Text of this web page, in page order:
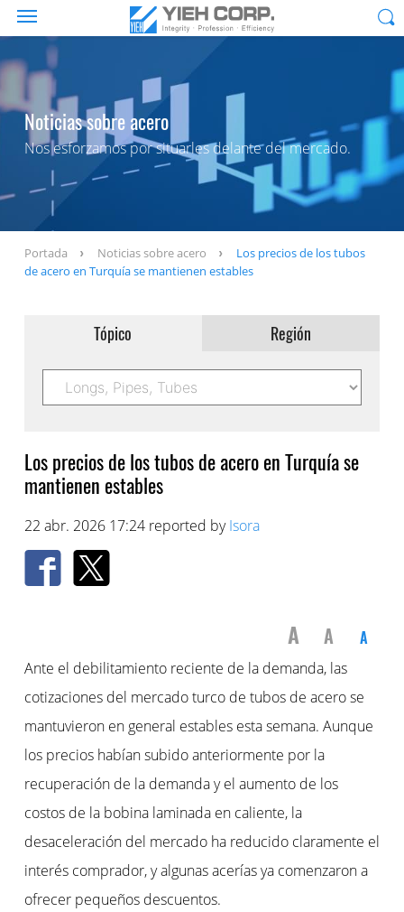
Noticias sobre acero
Nos esforzamos por situarles delante del mercado.
Portada Noticias sobre acero
Los precios de los tubos
de acero en Turquía se mantienen estables
Tópico Región
Los precios de los tubos de acero en Turquía se
mantienen estables
22 abr. 2026 17:24 reported byIsora
A A A
Ante el debilitamiento reciente de la demanda, las
cotizaciones del mercado turco de tubos de acero se
mantuvieron en general estables esta semana. Aunque
los precios habían subido anteriormente por la
recuperación de la demanda y el aumento de los
costos de la bobina laminada en caliente, la
desaceleración del mercado ha reducido claramente el
interés comprador, y algunas acerías ya comenzaron a
ofrecer pequeños descuentos.